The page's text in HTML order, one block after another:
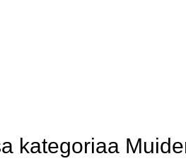
kategoriaa